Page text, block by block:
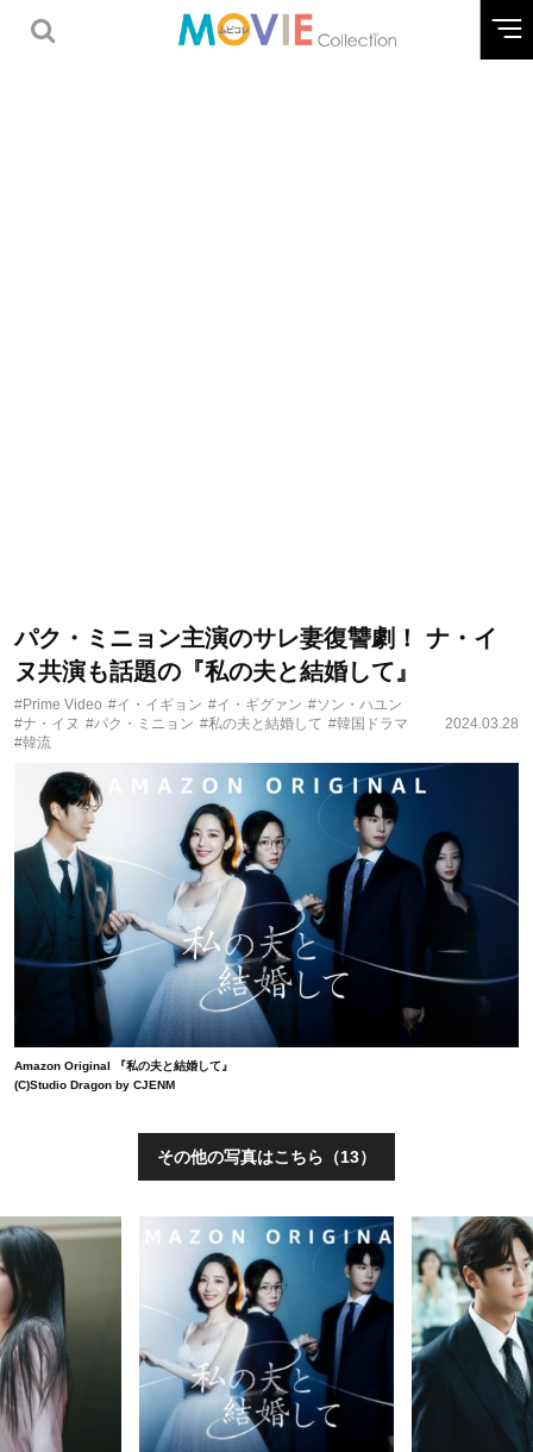
パク・ミニョン主演のサレ妻復讐劇！ ナ・イ
ヌ共演も話題の『私の夫と結婚して』
#Prime Video #イ・イギョン #イ・ギグァン #ソン・ハユン
#ナ・イヌ #パク・ミニョン #私の夫と結婚して #韓国ドラマ
#韓流
2024.03.28
Amazon Original 『私の夫と結婚して』
(C)Studio Dragon by CJENM
その他の写真はこちら（13）